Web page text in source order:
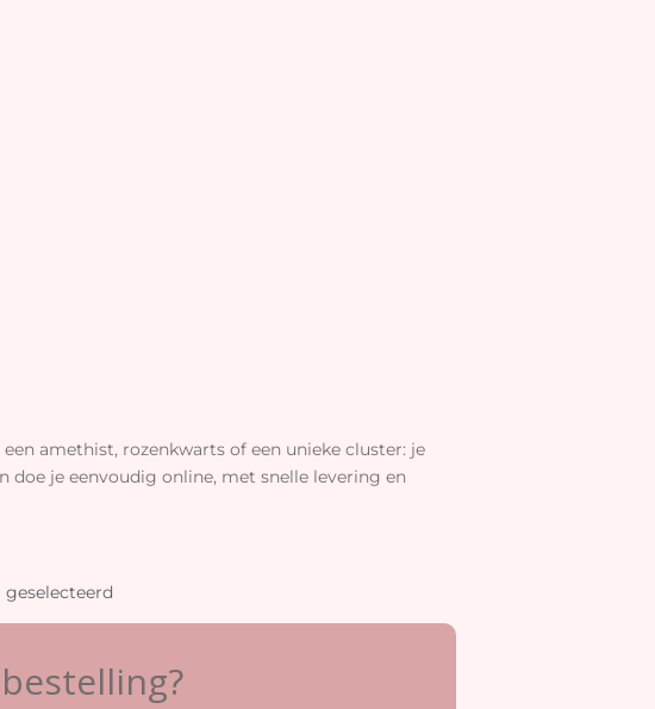
amethist, rozenkwarts of een unieke cluster: je
je eenvoudig online, met snelle levering en